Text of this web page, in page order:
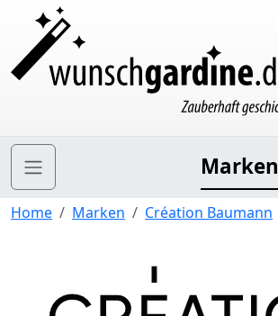
Marken
Home Marken Création Baumann